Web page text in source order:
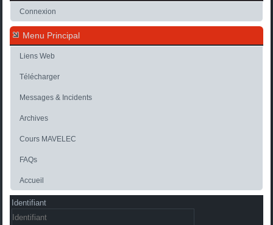
Connexion
Menu Principal
Liens Web
Télécharger
Messages & Incidents
Archives
Cours MAVELEC
FAQs
Accueil
Identifiant